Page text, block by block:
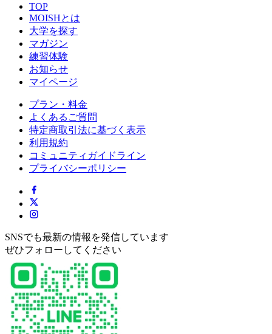
TOP
MOISHとは
大学を探す
マガジン
練習体験
お知らせ
マイページ
プラン・料金
よくあるご質問
特定商取引法に基づく表示
利用規約
コミュニティガイドライン
プライバシーポリシー
SNSでも最新の情報を発信しています
ぜひフォローしてください